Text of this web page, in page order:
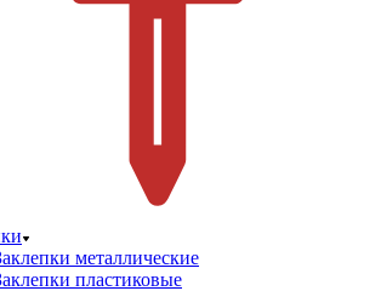
металлические
пластиковые